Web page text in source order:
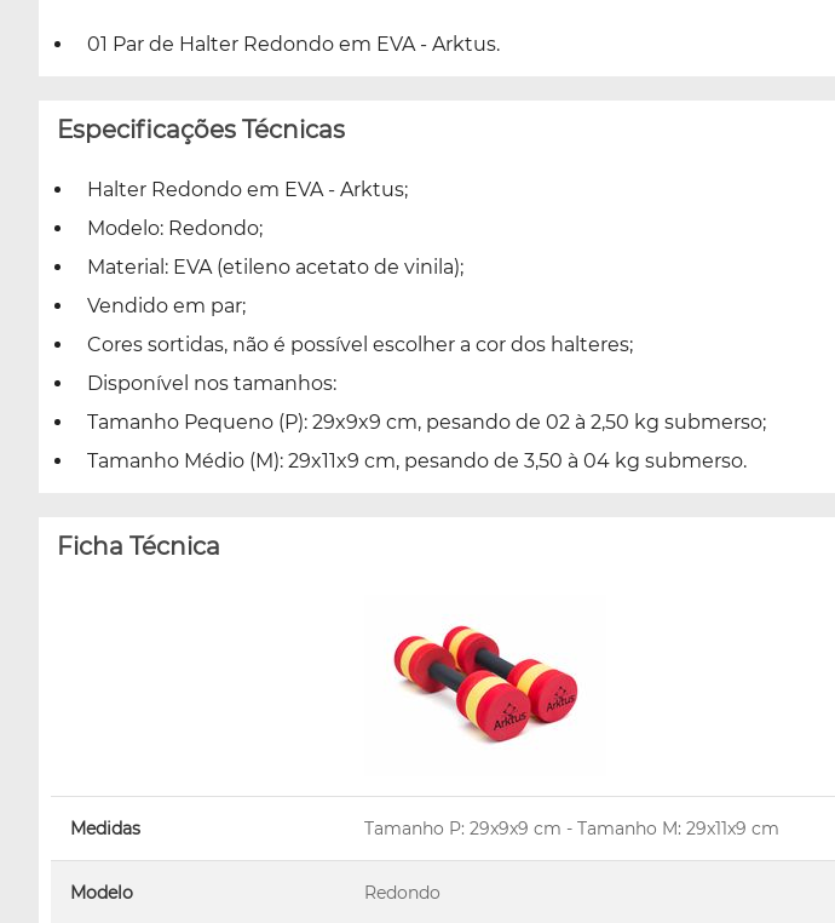
01 Par de Halter Redondo em EVA - Arktus.
Especificações Técnicas
Halter Redondo em EVA - Arktus;
Modelo: Redondo;
Material: EVA (etileno acetato de vinila);
Vendido em par;
Cores sortidas, não é possível escolher a cor dos halteres;
Disponível nos tamanhos:
Tamanho Pequeno (P): 29x9x9 cm, pesando de 02 à 2,50 kg submerso;
Tamanho Médio (M): 29x11x9 cm, pesando de 3,50 à 04 kg submerso.
Ficha Técnica
Medidas Tamanho P: 29x9x9 cm - Tamanho M: 29x11x9 cm
Modelo Redondo